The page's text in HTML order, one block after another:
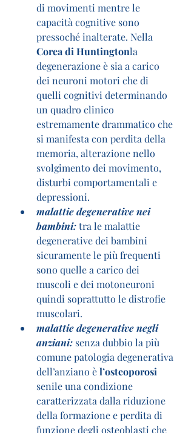
di movimenti mentre le
capacità cognitive sono
pressoché inalterate. Nella
Corea di Huntingtonla
degenerazione è sia a carico
dei neuroni motori che di
quelli cognitivi determinando
un quadro clinico
estremamente drammatico che
si manifesta con perdita della
memoria, alterazione nello
svolgimento dei movimento,
disturbi comportamentali e
depressioni.
malattie degenerative nei
bambini: tra le malattie
degenerative dei bambini
sicuramente le più frequenti
sono quelle a carico dei
muscoli e dei motoneuroni
quindi soprattutto le distrofie
muscolari.
malattie degenerative negli
anziani: senza dubbio la più
comune patologia degenerativa
dell’anziano è l’osteoporosi
senile una condizione
caratterizzata dalla riduzione
della formazione e perdita di
funzione degli osteoblasti che